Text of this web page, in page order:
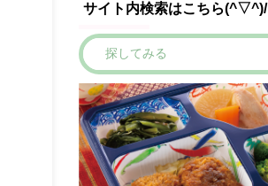
サイト内検索はこちら(^▽^)/